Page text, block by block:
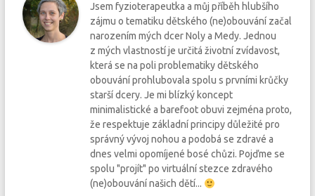
Jsem fyzioterapeutka a můj příběh hlubšího
zájmu o tematiku dětského (ne)obouvání začal
narozením mých dcer Noly a Medy. Jednou
z mých vlastností je určitá životní zvídavost,
která se na poli problematiky dětského
obouvání prohlubovala spolu s prvními krůčky
starší dcery. Je mi blízký koncept
minimalistické a barefoot obuvi zejména proto,
že respektuje základní principy důležité pro
správný vývoj nohou a podobá se zdravé a
dnes velmi opomíjené bosé chůzi. Pojďme se
spolu "projít" po virtuální stezce zdravého
(ne)obouvání našich dětí...